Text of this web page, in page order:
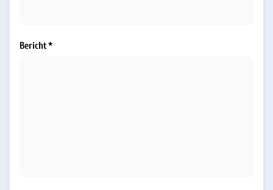
Bericht